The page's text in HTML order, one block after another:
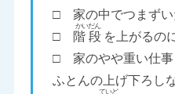
□ 家の中でつまずい
□ 階段 を上がるの
□ 家のやや重い仕事
ふとんの上げ下ろし